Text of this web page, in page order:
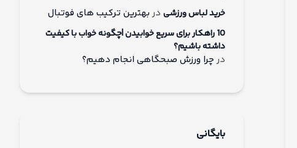
خرید لباس ورزشیدربهترین ترکیب های فوتبال
10 راهکار برای سریع خوابیدن |چگونه خواب با کیفیت
داشته باشیم؟
درچرا ورزش صبحگاهی انجام دهیم؟
بایگانی